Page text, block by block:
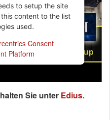
to setup the site
content to the list
used.
Consent
Platform
Sie unter Edius.